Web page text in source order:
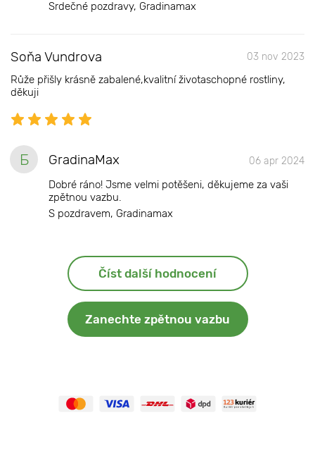
Srdečné pozdravy, Gradinamax
Soňa Vundrova 03 nov 2023
Růže přišly krásně zabalené,kvalitní životaschopné rostliny,
děkuji
Б GradinaMax 06 apr 2024
Dobré ráno! Jsme velmi potěšeni, děkujeme za vaši
zpětnou vazbu.
S pozdravem, Gradinamax
Číst další hodnocení
Zanechte zpětnou vazbu